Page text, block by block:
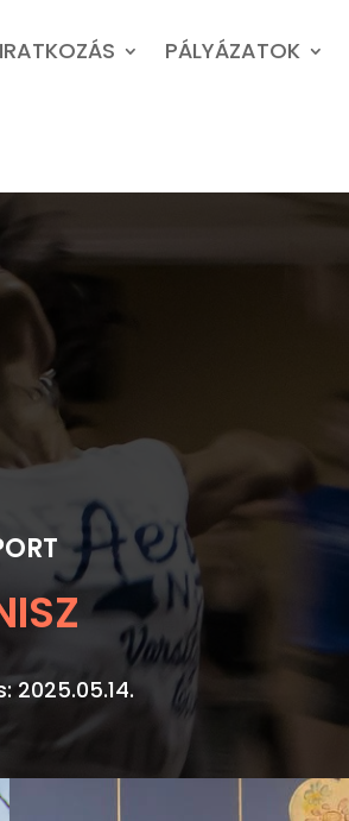
PÁLYÁZATOK
2025.05.14.